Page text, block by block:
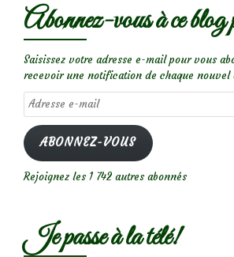
Abonnez-vous à ce
Saisissez votre adresse e-mail pour vous
recevoir une notification de chaque nouvel
Adresse
e-
mail
ABONNEZ-VOUS
Rejoignez les 1 742 autres abonnés
Je passe à la télé!